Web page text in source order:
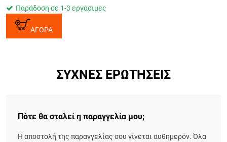
Παράδοση σε 1-3 εργάσιμες
ΑΓΟΡΑ
ΣΥΧΝΈΣ ΕΡΩΤΉΣΕΙΣ
Πότε θα σταλεί η παραγγελία μου;
Η αποστολή της παραγγελίας σου γίνεται αυθημερόν. Όλα